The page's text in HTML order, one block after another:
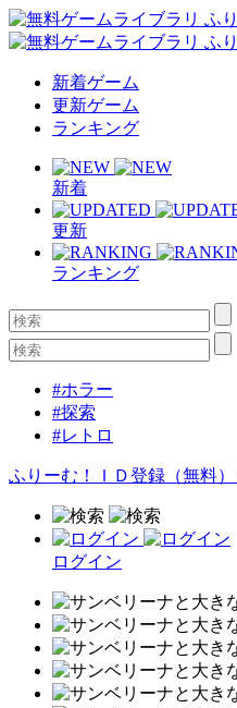
新着ゲーム
更新ゲーム
ランキング
新着
更新
ランキング
#ホラー
#探索
#レトロ
ふりーむ！ＩＤ登録（無料）
ログイン